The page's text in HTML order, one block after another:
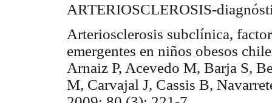
ARTERIOSCLEROSIS-
Arteriosclerosis subclínica,
emergentes en niños obesos
Arnaiz P, Acevedo M, Barja S,
M, Carvajal J, Cassis B,